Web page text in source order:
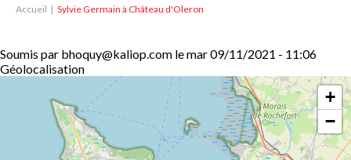
Accueil Sylvie Germain à Château d'Oleron
Soumis par bhoquy@kaliop.com lemar 09/11/2021 - 11:06
Géolocalisation
+
−